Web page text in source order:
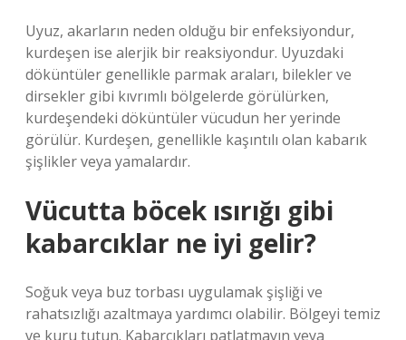
Uyuz, akarların neden olduğu bir enfeksiyondur,
kurdeşen ise alerjik bir reaksiyondur. Uyuzdaki
döküntüler genellikle parmak araları, bilekler ve
dirsekler gibi kıvrımlı bölgelerde görülürken,
kurdeşendeki döküntüler vücudun her yerinde
görülür. Kurdeşen, genellikle kaşıntılı olan kabarık
şişlikler veya yamalardır.
Vücutta böcek ısırığı gibi
kabarcıklar ne iyi gelir?
Soğuk veya buz torbası uygulamak şişliği ve
rahatsızlığı azaltmaya yardımcı olabilir. Bölgeyi temiz
ve kuru tutun. Kabarcıkları patlatmayın veya